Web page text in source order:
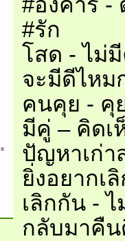
#รัก
โสด - ไม่
จะมีดีไหม
คนคุย - คุ
มีคู่ – คิดเ
ปัญหาเก่า
ยิ่งอยากเ
เลิกกัน -
กลับมาคืน